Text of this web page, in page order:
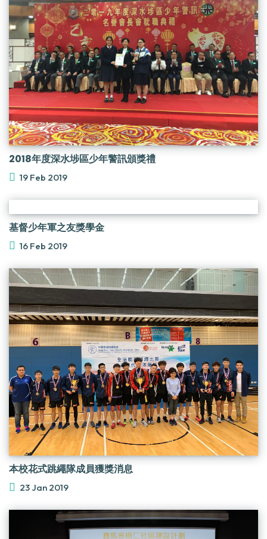
2018年度深水埗區少年警訊頒獎禮
19 Feb 2019
基督少年軍之友獎學金
16 Feb 2019
本校花式跳繩隊成員獲獎消息
23 Jan 2019